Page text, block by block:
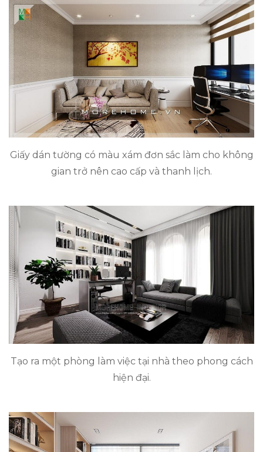
Giấy dán tường có màu xám đơn sắc làm cho không
gian trở nên cao cấp và thanh lịch.
Tạo ra một phòng làm việc tại nhà theo phong cách
hiện đại.